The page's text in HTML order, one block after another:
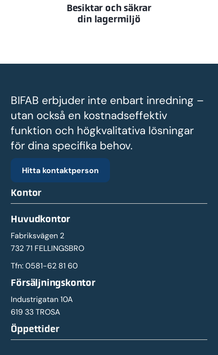
Besiktar och säkrar
din lagermiljö
BIFAB erbjuder inte enbart inredning –
utan också en kostnadseffektiv
funktion och högkvalitativa lösningar
för dina specifika behov.
Hitta kontaktperson
Kontor
Huvudkontor
Fabriksvägen 2
732 71 FELLINGSBRO
Tfn:0581-62 81 60
Försäljningskontor
Industrigatan 10A
619 33 TROSA
Öppettider